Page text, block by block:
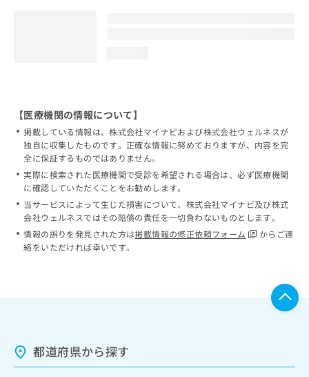
【医療機関の情報について】
掲載している情報は、株式会社マイナビおよび株式会社ウェルネスが
独自に収集したものです。正確な情報に努めておりますが、内容を完
全に保証するものではありません。
実際に検索された医療機関で受診を希望される場合は、必ず医療機関
に確認していただくことをお勧めします。
当サービスによって生じた損害について、株式会社マイナビ及び株式
会社ウェルネスではその賠償の責任を一切負わないものとします。
情報の誤りを発見された方は掲載情報の修正依頼フォーム
からご連
絡をいただければ幸いです。
都道府県から探す